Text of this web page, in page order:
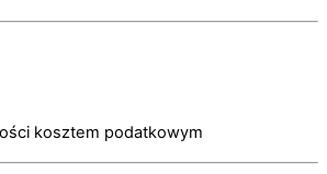
kosztem podatkowym